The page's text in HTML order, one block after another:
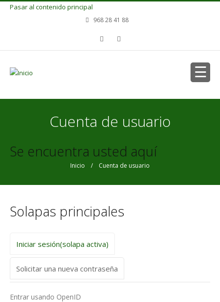
Pasar al contenido principal
968 28 41 88
Cuenta de usuario
Se encuentra usted aquí
Inicio / Cuenta de usuario
Solapas principales
Iniciar sesión(solapa activa)
Solicitar una nueva contraseña
Entrar usando OpenID